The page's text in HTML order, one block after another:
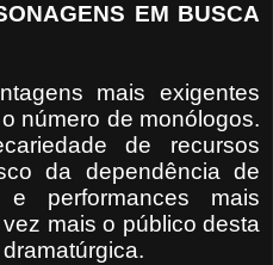
EM BUSCA
mais exigentes
número de monólogos.
de recursos
da dependência de
performances mais
mais o público desta